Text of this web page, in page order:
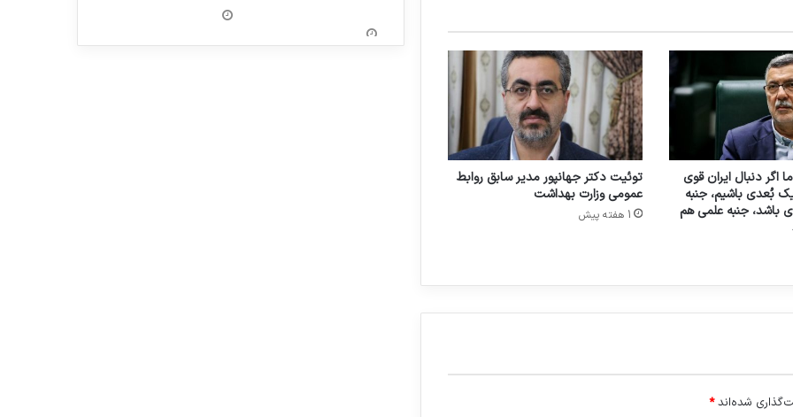
و
و
ج
ی
ز
ا
ت
پ
ا
۵
اگر دنبال ایران قوی
بُعدی باشیم، جنبه
باشد، جنبه علمی هم
توئیت دکتر جهانپور مدیر سابق روابط
عمومی وزارت بهداشت
1 هفته پیش
شده‌اند*